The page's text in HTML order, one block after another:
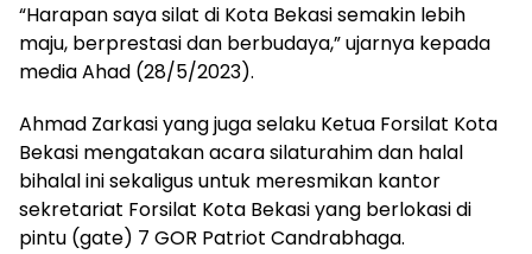
“Harapan saya silat di Kota Bekasi semakin lebih
maju, berprestasi dan berbudaya,” ujarnya kepada
media Ahad (28/5/2023).
Ahmad Zarkasi yang juga selaku Ketua Forsilat Kota
Bekasi mengatakan acara silaturahim dan halal
bihalal ini sekaligus untuk meresmikan kantor
sekretariat Forsilat Kota Bekasi yang berlokasi di
pintu (gate) 7 GOR Patriot Candrabhaga.